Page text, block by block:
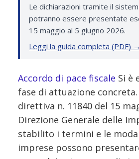
Le dichiarazioni tramite il
potranno essere presentate
15 maggio al 5 giugno 2026.
Leggi la guida completa (PDF) →
Accordo di pace fiscale Si è
fase di attuazione concreta.
direttiva n. 11840 del 15
Direzione Generale delle
stabilito i termini e le
imprese possono